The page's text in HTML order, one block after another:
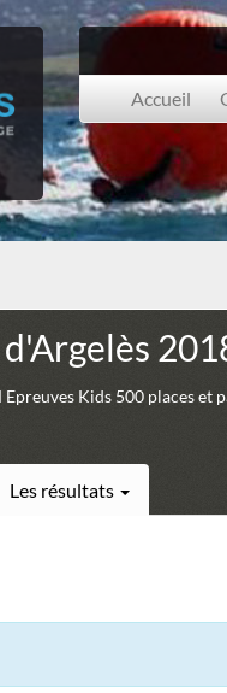
Accueil
Kids 500 places et
Les résultats